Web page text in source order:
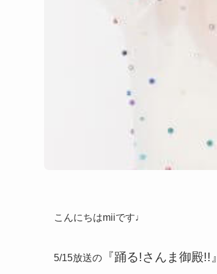
こんにちはmiiです♩
5/15放送の 『踊る!さんま御殿!!』